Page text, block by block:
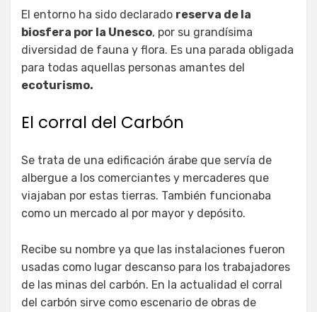
El entorno ha sido declarado reserva de la
biosfera por la Unesco, por su grandísima
diversidad de fauna y flora. Es una parada obligada
para todas aquellas personas amantes del
ecoturismo.
El corral del Carbón
Se trata de una edificación árabe que servía de
albergue a los comerciantes y mercaderes que
viajaban por estas tierras. También funcionaba
como un mercado al por mayor y depósito.
Recibe su nombre ya que las instalaciones fueron
usadas como lugar descanso para los trabajadores
de las minas del carbón. En la actualidad el corral
del carbón sirve como escenario de obras de